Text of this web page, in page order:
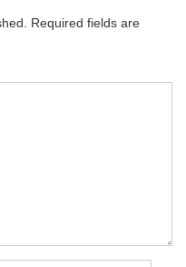
Required fields are